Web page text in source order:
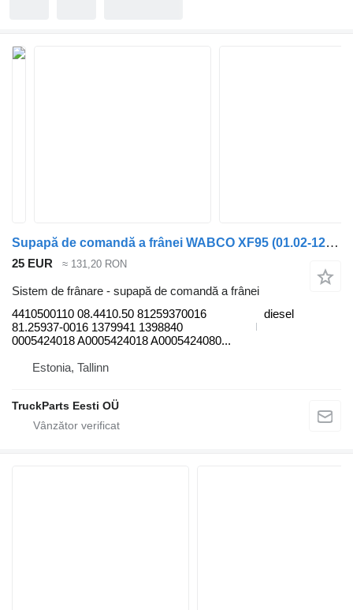
Supapă de comandă a frânei WABCO XF95 (01.02-12.06) 4410500110 pentru camion DAF XF95, XF105 (2001-2014)
25 EUR ≈ 131,20 RON
Sistem de frânare - supapă de comandă a frânei
4410500110 08.4410.50 81259370016
81.25937-0016 1379941 1398840
0005424018 A0005424018 A0005424080...
diesel
Estonia, Tallinn
TruckParts Eesti OÜ